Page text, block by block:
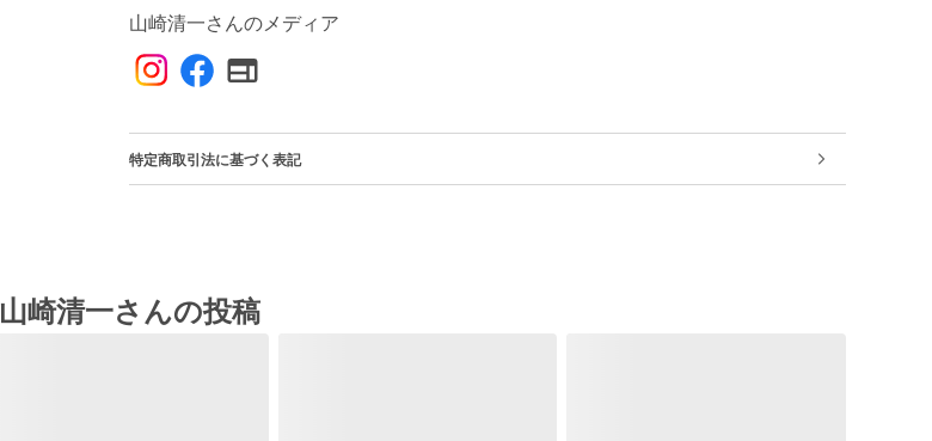
山崎清一さんのメディア
特定商取引法に基づく表記
山崎清一さんの投稿